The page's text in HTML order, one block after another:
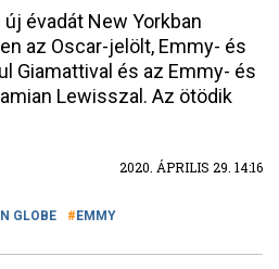
évadát New Yorkban
az Oscar-jelölt, Emmy- és
Giamattival és az Emmy- és
Lewisszal. Az ötödik
2020. ÁPRILIS 29. 14:16
GLOBE EMMY